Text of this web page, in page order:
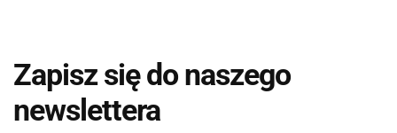
Zapisz się do naszego
newslettera